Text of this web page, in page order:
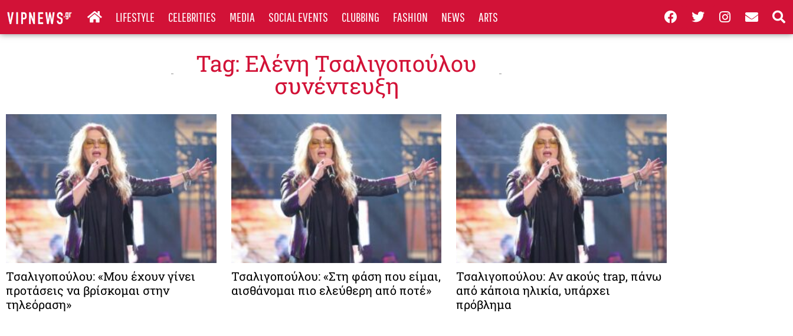
LIFESTYLE CELEBRITIES MEDIA SOCIAL EVENTS CLUBBING FASHION NEWS ARTS
Tag: Ελένη Τσαλιγοπούλου
συνέντευξη
Τσαλιγοπούλου: «Μου έχουν γίνει
προτάσεις να βρίσκομαι στην
τηλεόραση»
Τσαλιγοπούλου: «Στη φάση που είμαι,
αισθάνομαι πιο ελεύθερη από ποτέ»
Τσαλιγοπούλου: Αν ακούς trap, πάνω
από κάποια ηλικία, υπάρχει
πρόβλημα